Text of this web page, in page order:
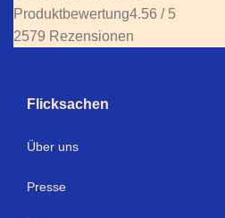
Produktbewertung4.56 / 5
2579 Rezensionen
Flicksachen
Über uns
Presse